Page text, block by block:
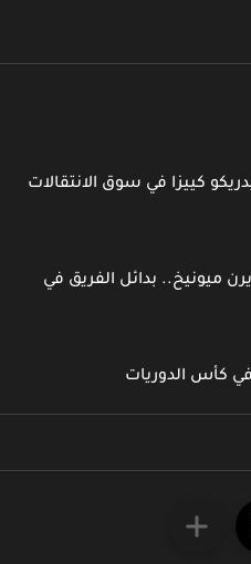
كييزا في سوق الانتقالات
بدائل الفريق في
الدوريات